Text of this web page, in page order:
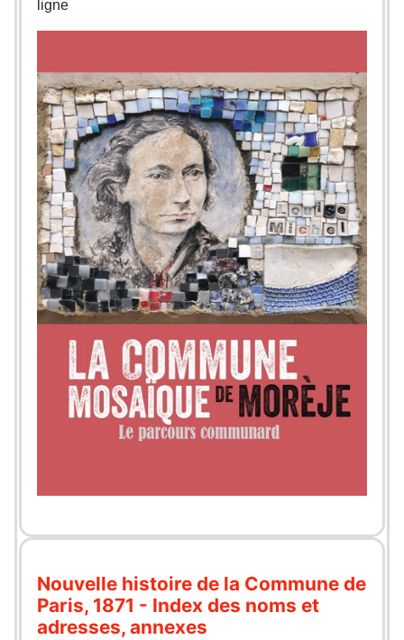
ligne
Nouvelle histoire de la Commune de
Paris, 1871 - Index des noms et
adresses, annexes